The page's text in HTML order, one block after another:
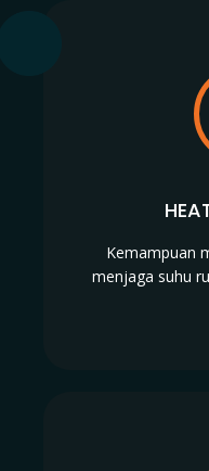
Kemampuan
menjaga suhu